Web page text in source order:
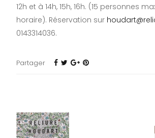
12h et à 14h, 15h, 16h. (15 personnes
horaire). Réservation sur
0143314036.
Partager